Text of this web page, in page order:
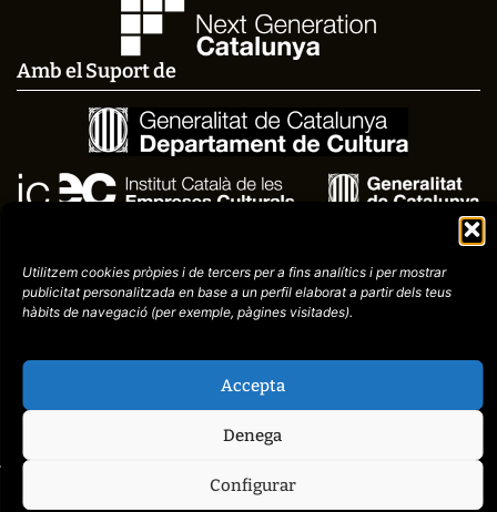
Utilitzem cookies pròpies i de tercers per a fins analítics i per mostrar
publicitatpersonalitzada en base a un perfil elaborat a partir dels teus
hàbits de navegació (perexemple, pàgines visitades).
Accepta
Denega
Configurar
Amb el Suport de
web de placid.cat